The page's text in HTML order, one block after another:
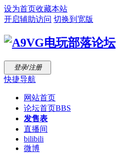
设为首页收藏本站
开启辅助访问 切换到宽版
登录/注册
快捷导航
网站首页
论坛首页BBS
发售表
直播间
bilibili
微博